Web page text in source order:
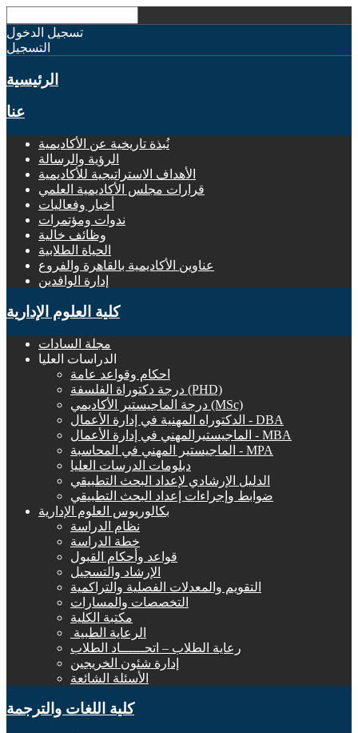
تسجيل الدخول
التسجيل
الرئيسية
عنا
نُبذة تاريخية عن الأكاديمية
الرؤية والرسالة
الأهداف الاستراتيجية للأكاديمية
قرارات مجلس الأكاديمية العلمي
أخبار وفعاليات
ندوات ومؤتمرات
وظائف خالية
الحياة الطلابية
عناوين الأكاديمية بالقاهرة والفروع
إدارة الوافدين
كلية العلوم الإدارية
مجلة السادات
الدراسات العليا
احكام وقواعد عامة
درجة دكتوراة الفلسفة (PHD)
درجة الماجيستير الأكاديمي (MSc)
الدكتوراه المهنية في إدارة الأعمال - DBA
الماجيستيرالمهني في إدارة الأعمال - MBA
الماجيستير المهني في المحاسبة - MPA
دبلومات الدرسات العليا
الدليل الإرشادي لإعداد البحث التطبيقي
ضوابط وإجراءات إعداد البحث التطبيقي
بكالوريوس العلوم الإدارية
نظام الدراسة
خطة الدراسة
قواعد وأحكام القبول
الإرشاد والتسجيل
التقويم والمعدلات الفصلية والتراكمية
التخصصات والمسارات
مكتبة الكلية
الرعاية الطبية ‏
رعاية الطلاب – اتحــــــاد الطلاب
إدارة شئون الخريجين
الأسئلة الشائعة
كلية اللغات والترجمة